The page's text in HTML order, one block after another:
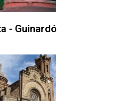
- Guinardó